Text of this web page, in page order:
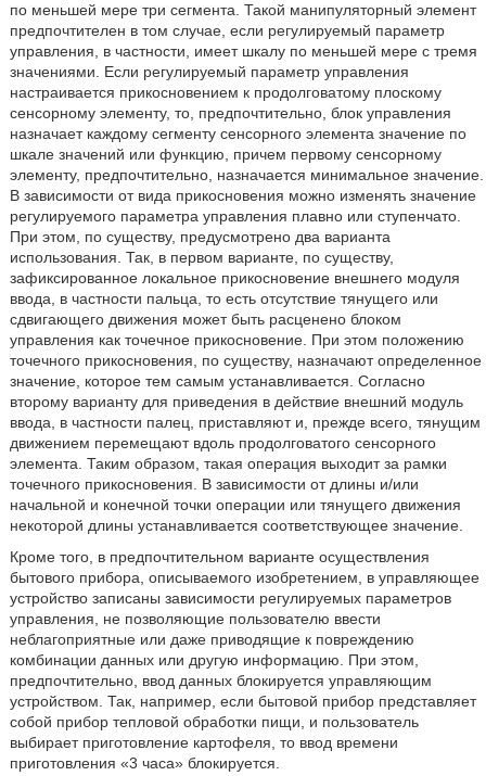
по меньшей мере три сегмента. Такой манипуляторный элемент
предпочтителен в том случае, если регулируемый параметр
управления, в частности, имеет шкалу по меньшей мере с тремя
значениями. Если регулируемый параметр управления
настраивается прикосновением к продолговатому плоскому
сенсорному элементу, то, предпочтительно, блок управления
назначает каждому сегменту сенсорного элемента значение по
шкале значений или функцию, причем первому сенсорному
элементу, предпочтительно, назначается минимальное значение.
В зависимости от вида прикосновения можно изменять значение
регулируемого параметра управления плавно или ступенчато.
При этом, по существу, предусмотрено два варианта
использования. Так, в первом варианте, по существу,
зафиксированное локальное прикосновение внешнего модуля
ввода, в частности пальца, то есть отсутствие тянущего или
сдвигающего движения может быть расценено блоком
управления как точечное прикосновение. При этом положению
точечного прикосновения, по существу, назначают определенное
значение, которое тем самым устанавливается. Согласно
второму варианту для приведения в действие внешний модуль
ввода, в частности палец, приставляют и, прежде всего, тянущим
движением перемещают вдоль продолговатого сенсорного
элемента. Таким образом, такая операция выходит за рамки
точечного прикосновения. В зависимости от длины и/или
начальной и конечной точки операции или тянущего движения
некоторой длины устанавливается соответствующее значение.
Кроме того, в предпочтительном варианте осуществления
бытового прибора, описываемого изобретением, в управляющее
устройство записаны зависимости регулируемых параметров
управления, не позволяющие пользователю ввести
неблагоприятные или даже приводящие к повреждению
комбинации данных или другую информацию. При этом,
предпочтительно, ввод данных блокируется управляющим
устройством. Так, например, если бытовой прибор представляет
собой прибор тепловой обработки пищи, и пользователь
выбирает приготовление картофеля, то ввод времени
приготовления «3 часа» блокируется.